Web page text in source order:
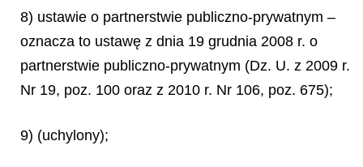
8) ustawie o partnerstwie publiczno-prywatnym –
oznacza to ustawę z dnia 19 grudnia 2008 r. o
partnerstwie publiczno-prywatnym (Dz. U. z 2009 r.
Nr 19, poz. 100 oraz z 2010 r. Nr 106, poz. 675);
9) (uchylony);